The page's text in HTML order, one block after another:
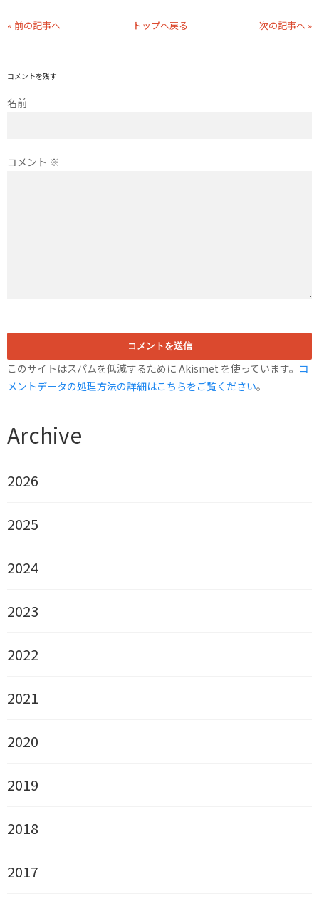
« 前の記事へ トップへ戻る 次の記事へ »
コメントを残す
名前
コメント ※
このサイトはスパムを低減するために Akismet を使っています。 コ
メントデータの処理方法の詳細はこちらをご覧ください。
Archive
2026
2025
2024
2023
2022
2021
2020
2019
2018
2017